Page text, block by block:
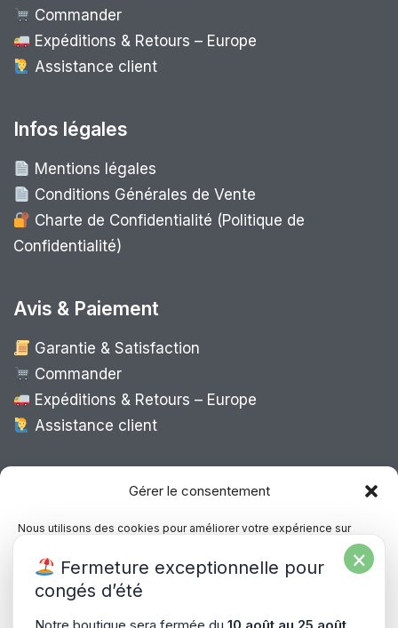
Gérer le consentement
Nous utilisons des cookies pour améliorer votre expérience sur
notre site, analyser le trafic et proposer des contenus personnalisés.
Vous pouvez accepter, refuser ou gérer vos préférences à tout
moment.
Commander
Expéditions & Retours – Europe
Assistance client
Infos légales
Mentions légales
Conditions Générales de Vente
Charte de Confidentialité (Politique de
Confidentialité)
Avis & Paiement
Garantie & Satisfaction
Commander
Expéditions & Retours – Europe
Assistance client
Expédition Europe
Livraison rapide dans toute l’Europe via
“ Mondial Relay
×
Fermeture exceptionnelle pour
congés d’été